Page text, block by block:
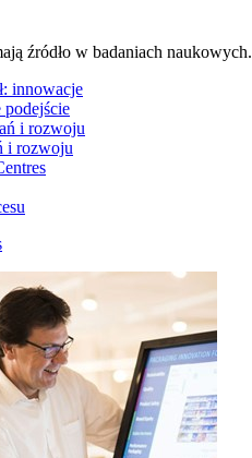
źródło w badaniach naukowych.
innowacje
i rozwoju
i rozwoju